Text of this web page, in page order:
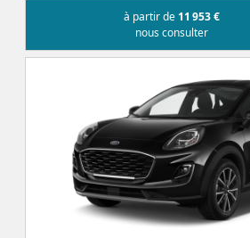
à partir de 11 953 €
nous consulter